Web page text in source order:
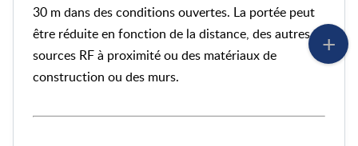
30 m dans des conditions ouvertes. La portée peut
être réduite en fonction de la distance, des autres
sources RF à proximité ou des matériaux de
construction ou des murs.